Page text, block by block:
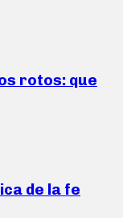
rotos: que
de la fe